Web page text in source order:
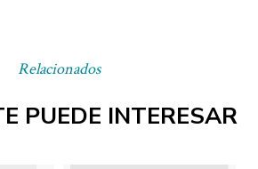
Relacionados
PUEDE INTERESAR